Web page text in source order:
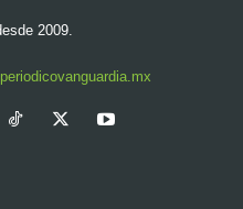
2009.